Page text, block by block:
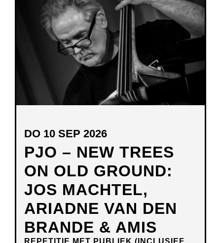
PJO – NEW TREES
ON OLD GROUND:
JOS MACHTEL,
ARIADNE VAN DEN
BRANDE & AMIS
REPETITIE MET PUBLIEK (INCLUSIEF
DO 10 SEP 2026